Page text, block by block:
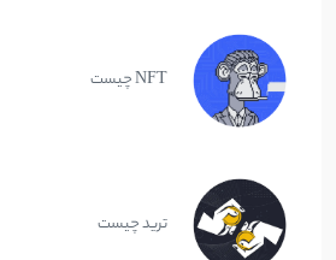
NFT چیست
ترید چیست